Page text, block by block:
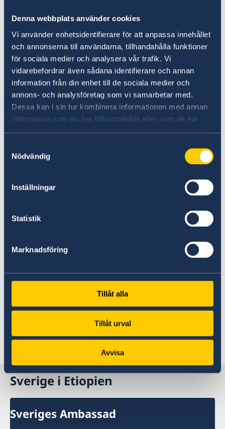
Denna webbplats använder cookies
Vi använder enhetsidentifierare för att anpassa innehållet
och annonserna till användarna, tillhandahålla funktioner
för sociala medier och analysera vår trafik. Vi
vidarebefordrar även sådana identifierare och annan
information från din enhet till de sociala medier och
annons- och analysföretag som vi samarbetar med.
Dessa kan i sin tur kombinera informationen med annan
information som du har tillhandahållit eller som de har
samlat in när du har använt deras tjänster.
Nödvändig
Inställningar
Statistik
Marknadsföring
Tillåt alla
Tillåt urval
Avvisa
Arbetet sker främst i samarbete med regionala
aktörer. Afrikanska Unionen och de regionala
ekonomiska gemenskaperna är de mest
framträdande mellanstatliga aktörerna för
regionalt samarbete och integration.
Afrikanska Utvecklingsbanken, specialiserade
mellanstatliga organisationer samt
civilsamhällesorganisationer är också viktiga
samarbetspartner.
Genomförandet sker i samverkan med Sveriges
utvecklingssamarbete i Afrika, med globala
samarbeten, samt med Sveriges regionala
strategi för sexuell och reproduktiv hälsa och
rättigheter.
För mer information om Sveriges strategi för
klicka här.
För mer information om Sidas regionala arbete
Senast uppdaterad 15 mars 2024, 09.37
Sverige i Etiopien
Sveriges Ambassad